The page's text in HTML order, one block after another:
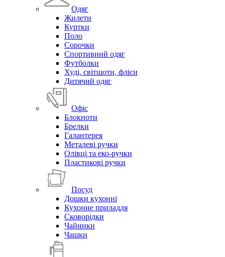
Одяг
Жилети
Куртки
Поло
Сорочки
Спортивний одяг
Футболки
Худі, світшоти, фліси
Дитячий одяг
Офіс
Блокноти
Брелки
Галантерея
Металеві ручки
Олівці та еко-ручки
Пластикові ручки
Посуд
Дошки кухонні
Кухонне приладдя
Сковорідки
Чайники
Чашки